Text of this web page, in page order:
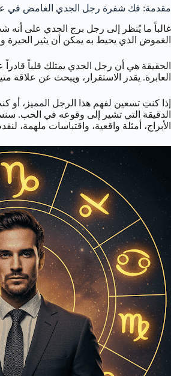
مقدمة: فك شفرة رجل الجدي الغامض في
غالباً ما يُنظر إلى رجل برج الجدي على أنه
الغموض الذي يحيط به يمكن أن يثير
الحقيقة هي أن رجل الجدي يمتلك قلباً قادراً
العابرة. يقدر الاستقرار، ويبحث عن علاقة
إذا كنتِ تسعين لفهم هذا الرجل المميز،
الدقيقة التي تشير إلى وقوعه في الحب.
الأبراج، أمثلة واقعية، واقتباسات